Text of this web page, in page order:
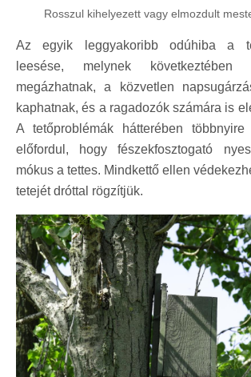
Rosszul kihelyezett vagy elmozdult
Az egyik leggyakoribb odúhiba a
leesése, melynek
megázhatnak, a közvetlen
kaphatnak, és a ragadozók számára is
A tetőproblémák hátterében
előfordul, hogy fészekfosztogató
mókus a tettes. Mindkettő ellen
tetejét dróttal rögzítjük.